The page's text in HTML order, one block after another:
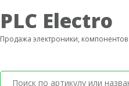
PLC Electro
Продажа электроники,